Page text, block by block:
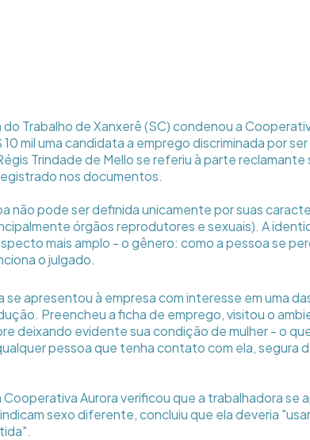
Trabalho de Xanxerê (SC) condenou a
mil uma candidata a emprego discriminada por
Trindade de Mello se referiu à parte reclamante
nos documentos.
não pode ser definida unicamente por suas
órgãos reprodutores e sexuais). A
mais amplo - o gênero: como a pessoa se
o julgado.
apresentou à empresa com interesse em uma
Preencheu a ficha de emprego, visitou o
deixando evidente sua condição de mulher - o
pessoa que tenha contato com ela, segura
Cooperativa Aurora verificou que a trabalhadora se
sexo diferente, concluiu que ela deveria